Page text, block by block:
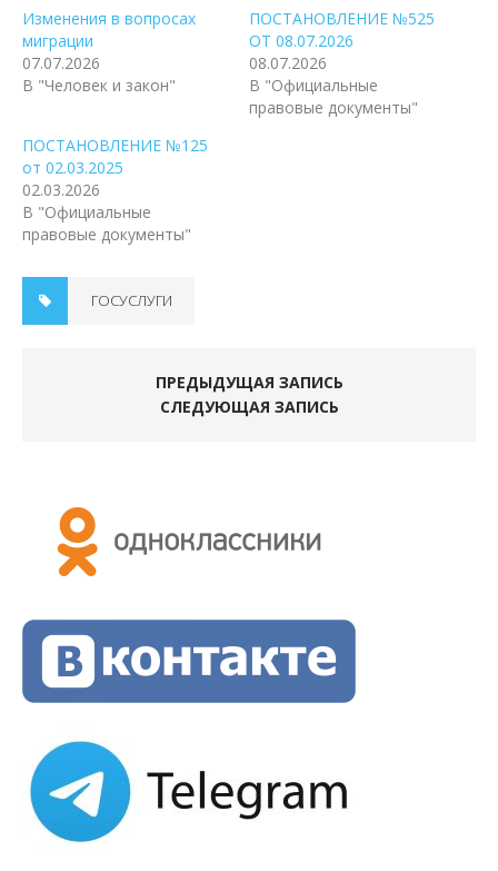
Изменения в вопросах
миграции
07.07.2026
В "Человек и закон"
ПОСТАНОВЛЕНИЕ №525
ОТ 08.07.2026
08.07.2026
В "Официальные
правовые документы"
ПОСТАНОВЛЕНИЕ №125
от 02.03.2025
02.03.2026
В "Официальные
правовые документы"
ГОСУСЛУГИ
ПРЕДЫДУЩАЯ ЗАПИСЬ
СЛЕДУЮЩАЯ ЗАПИСЬ